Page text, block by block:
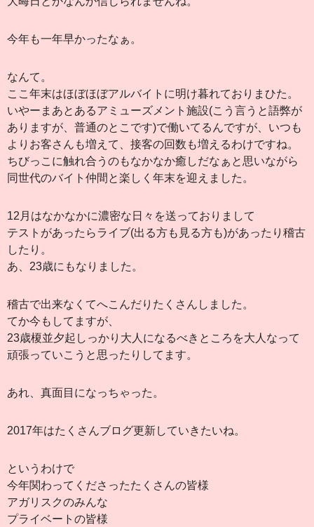
今年も一年早かったなぁ。
なんて。
ここ年末はほぼほぼアルバイトに明け暮れておりまひた。
いやーまあとあるアミューズメント施設(こう言うと語弊が
ありますが、普通のとこです)で働いてるんですが、いつも
よりお客さんも増えて、接客の回数も増えるわけですね。
ちびっこに触れ合うのもなかなか癒しだなぁと思いながら
同世代のバイト仲間と楽しく年末を迎えました。
12月はなかなかに濃密な日々を送っておりまして
テストがあったらライブ(出る方も見る方も)があったり稽古
したり。
あ、23歳にもなりました。
稽古で出来なくてへこんだりたくさんしました。
てか今もしてますが、
23歳榎並夕起しっかり大人になるべきところを大人なって
頑張っていこうと思ったりしてます。
あれ、真面目になっちゃった。
2017年はたくさんブログ更新していきたいね。
というわけで
今年関わってくださったたくさんの皆様
アガリスクのみんな
プライベートの皆様